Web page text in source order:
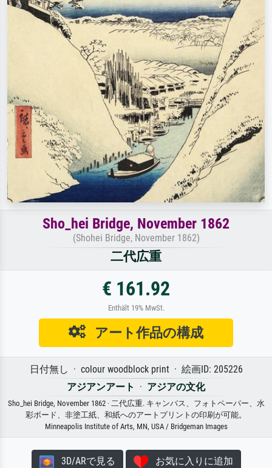
Sho_hei Bridge, November 1862
(Shohei Bridge, November 1862)
二代広重
€ 161.92
Enthält 19% MwSt.
アート作品の構成
日付無し · colour woodblock print · 絵画ID: 205226
アジアンアート
· アジアの文化
Sho_hei Bridge, November 1862 · 二代広重. キャンバス、フォトペーパー、水
彩ボード、非塗工紙、和紙へのアートプリントの印刷が可能。
Minneapolis Institute of Arts, MN, USA / Bridgeman Images
3D/ARで見る お気に入りに追加